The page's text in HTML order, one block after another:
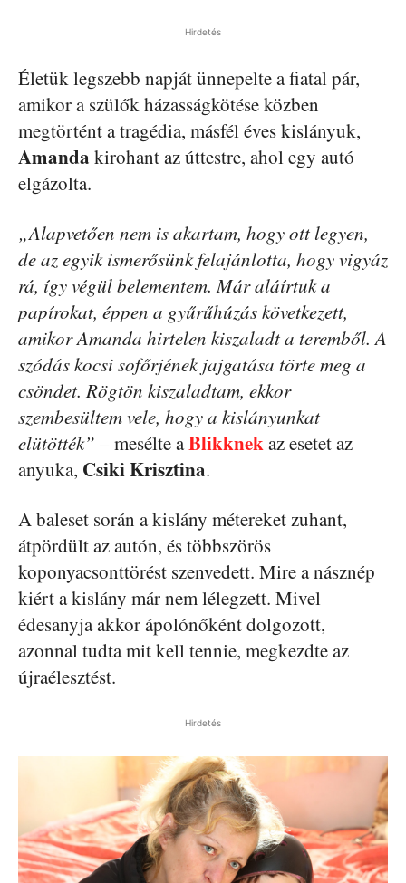
Hirdetés
Életük legszebb napját ünnepelte a fiatal pár,
amikor a szülők házasságkötése közben
megtörtént a tragédia, másfél éves kislányuk,
Amanda kirohant az úttestre, ahol egy autó
elgázolta.
„Alapvetően nem is akartam, hogy ott legyen,
de az egyik ismerősünk felajánlotta, hogy vigyáz
rá, így végül belementem. Már aláírtuk a
papírokat, éppen a gyűrűhúzás következett,
amikor Amanda hirtelen kiszaladt a teremből. A
szódás kocsi sofőrjének jajgatása törte meg a
csöndet. Rögtön kiszaladtam, ekkor
szembesültem vele, hogy a kislányunkat
elütötték” – mesélte aBlikknekaz esetet az
anyuka, Csiki Krisztina.
A baleset során a kislány métereket zuhant,
átpördült az autón, és többszörös
koponyacsonttörést szenvedett. Mire a násznép
kiért a kislány már nem lélegzett. Mivel
édesanyja akkor ápolónőként dolgozott,
azonnal tudta mit kell tennie, megkezdte az
újraélesztést.
Hirdetés